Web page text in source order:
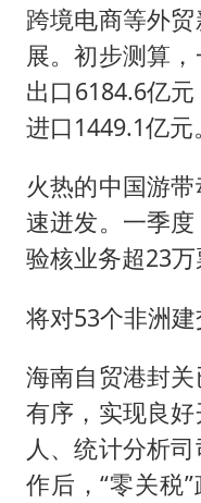
跨境电商等外
展。初步测算
出口6184.6亿
进口1449.1亿元。
火热的中国游
速迸发。一季
验核业务超23万
将对53个非洲
海南自贸港封
有序，实现良
人、统计分析
作后，“零关税